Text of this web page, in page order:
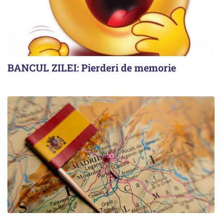
BANCUL ZILEI: Pierderi de memorie